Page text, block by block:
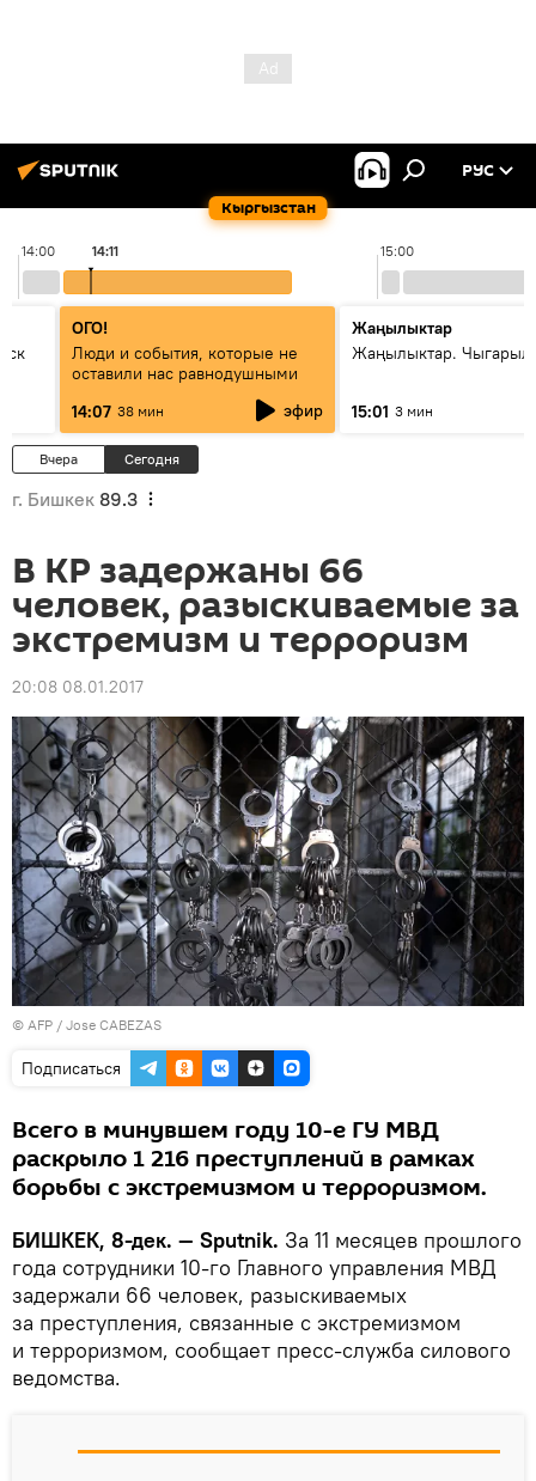
Кыргызстан
РУС
14:00 15:00
14:11
ОГО!
Люди и события, которые не
оставили нас равнодушными
14:07 38 мин эфир
Жаңылыктар
Жаңылыктар.
15:01 3 мин
Вчера Сегодня
г. Бишкек 89.3
В КР задержаны 66
человек, разыскиваемые за
экстремизм и терроризм
20:08 08.01.2017
© AFP / Jose CABEZAS
Подписаться
Всего в минувшем году 10-е ГУ МВД
раскрыло 1 216 преступлений в рамках
борьбы с экстремизмом и терроризмом.
БИШКЕК, 8-дек. — Sputnik. За 11 месяцев прошлого
года сотрудники 10-го Главного управления МВД
задержали 66 человек, разыскиваемых
за преступления, связанные с экстремизмом
и терроризмом, сообщает пресс-служба силового
ведомства.